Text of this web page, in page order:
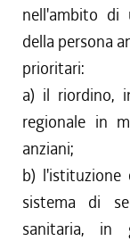
nell'ambito di
della persona
prioritari:
a) il riordino,
regionale in
anziani;
b) l'istituzione
sistema di
sanitaria, in